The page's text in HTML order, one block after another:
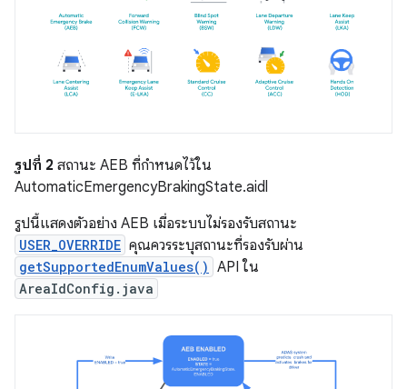
รูปที่ 2 สถานะ AEB ที่กำหนดไว้ใน
AutomaticEmergencyBrakingState.aidl
รูปนี้แสดงตัวอย่าง AEB เมื่อระบบไม่รองรับสถานะ
USER_OVERRIDE คุณควรระบุสถานะที่รองรับผ่าน
getSupportedEnumValues() API ใน
AreaIdConfig.java